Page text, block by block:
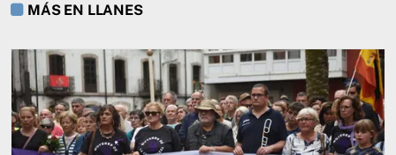
MÁS EN LLANES